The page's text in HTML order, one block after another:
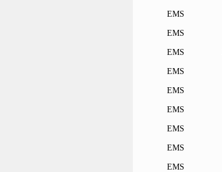
EMS
EMS
EMS
EMS
EMS
EMS
EMS
EMS
EMS